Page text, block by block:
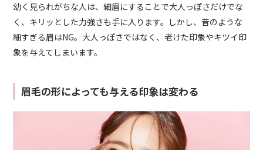
幼く見られがちな人は、細眉にすることで大人っぽさだけでな
く、キリッとした力強さも手に入ります。しかし、昔のような
細すぎる眉はNG。大人っぽさではなく、老けた印象やキツイ印
象を与えてしまいます。
眉毛の形によっても与える印象は変わる